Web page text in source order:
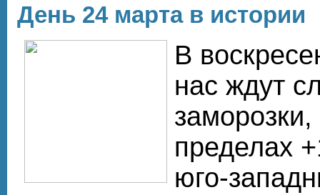
День 24 марта в истории
В
нас ждут
пределах
юго-